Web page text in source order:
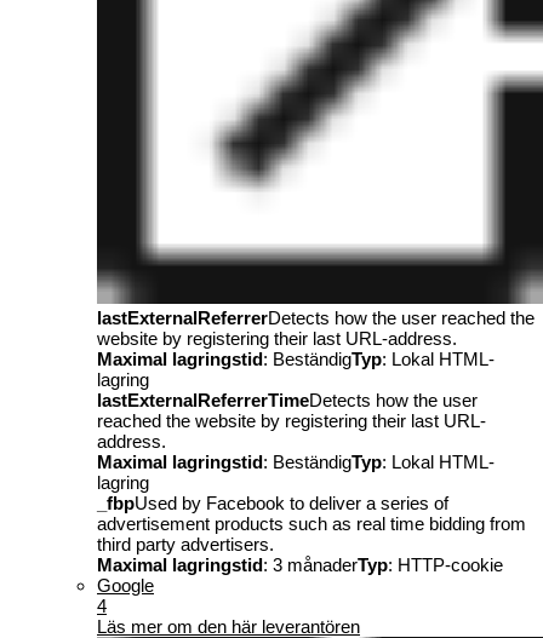
lastExternalReferrerDetects how the user reached the
website by registering their last URL-address.
Maximal lagringstid: BeständigTyp: Lokal HTML-
lagring
lastExternalReferrerTimeDetects how the user
reached the website by registering their last URL-
address.
Maximal lagringstid: BeständigTyp: Lokal HTML-
lagring
_fbpUsed by Facebook to deliver a series of
advertisement products such as real time bidding from
third party advertisers.
Maximal lagringstid: 3 månaderTyp: HTTP-cookie
Google
4
Läs mer om den här leverantören